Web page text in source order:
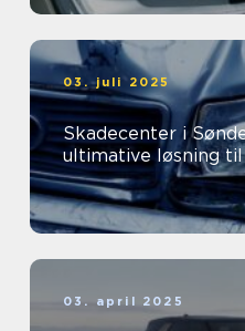
03. juli 2025
Skadecenter i
ultimative løsning
03. april 2025